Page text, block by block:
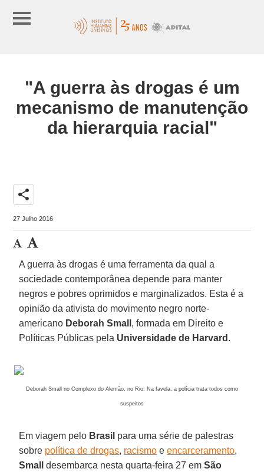
"A guerra às drogas é um
mecanismo de manutenção
da hierarquia racial"
share
27 Julho 2016
A guerra às drogas é uma ferramenta da qual a
sociedade contemporânea depende para manter
negros e pobres oprimidos e marginalizados. Esta é a
opinião da ativista do movimento negro norte-
americano Deborah Small , formada em Direito e
Políticas Públicas pela Universidade de Harvard .
Deborah Small no Complexo do Alemão, no Rio: Na favela, a polícia trata todos como
suspeitos
Em viagem pelo Brasil para uma série de palestras
sobre política de drogas, racismo eencarceramento,
Small
desembarca nesta quarta-feira 27 emSão